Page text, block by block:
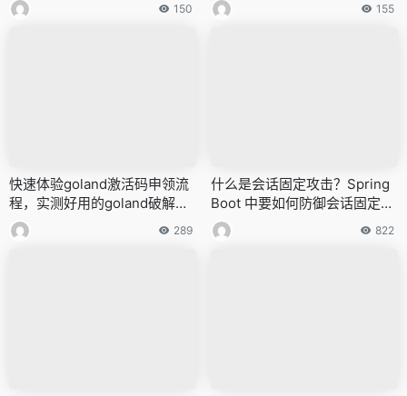
150 155
快速体验goland激活码申领流
程，实测好用的goland破解教
程
289
什么是会话固定攻击？Spring
Boot 中要如何防御会话固定攻
击？
822